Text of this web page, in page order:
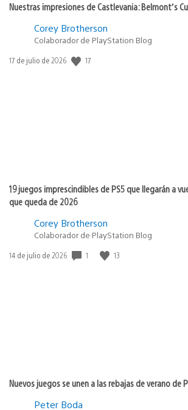
Nuestras impresiones de Castlevania: Belmont’s
Corey Brotherson
Colaborador de PlayStation Blog
Fecha
17 de julio de 2026 17
19 juegos imprescindibles de PS5 que llegarán a
que queda de 2026
Corey Brotherson
Colaborador de PlayStation Blog
Fecha
14 de julio de 2026 1 13
Nuevos juegos se unen a las rebajas de verano de
Peter Boda